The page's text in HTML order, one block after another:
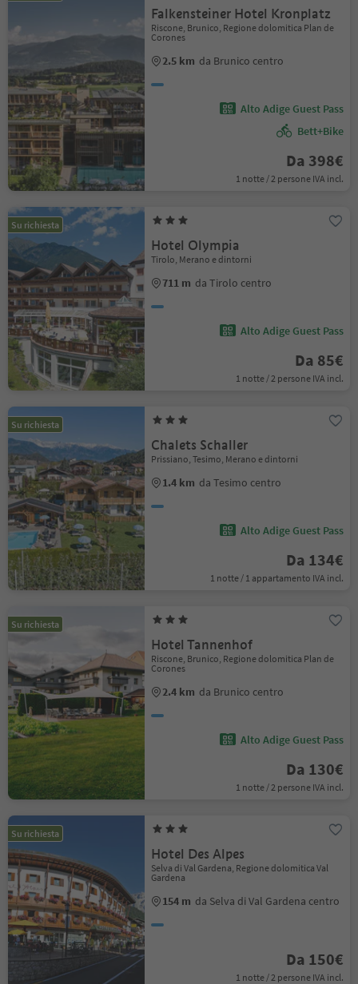
Falkensteiner Hotel Kronplatz
Riscone, Brunico, Regione dolomitica Plan de
Corones
2.5 km da Brunico centro
Alto Adige Guest Pass
Bett+Bike
Da 398€
1 notte / 2 persone IVA incl.
Su richiesta
Hotel Olympia
Tirolo, Merano e dintorni
711 m da Tirolo centro
Alto Adige Guest Pass
Da 85€
1 notte / 2 persone IVA incl.
Su richiesta
Chalets Schaller
Prissiano, Tesimo, Merano e dintorni
1.4 km da Tesimo centro
Alto Adige Guest Pass
Da 134€
1 notte / 1 appartamento IVA incl.
Su richiesta
Hotel Tannenhof
Riscone, Brunico, Regione dolomitica Plan de
Corones
2.4 km da Brunico centro
Alto Adige Guest Pass
Da 130€
1 notte / 2 persone IVA incl.
Su richiesta
Hotel Des Alpes
Selva di Val Gardena, Regione dolomitica Val
Gardena
154 m da Selva di Val Gardena centro
Da 150€
1 notte / 2 persone IVA incl.